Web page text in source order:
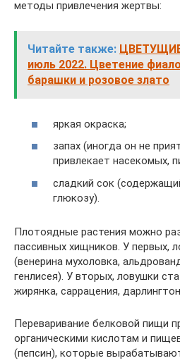
методы привлечения жертвы:
Читайте также:
июль 2022. Цветение
барашки и розовое злато
яркая окраска;
запах (иногда он не
привлекает насекомых,
сладкий сок
глюкозу).
Плотоядные растения можно
пассивных хищников. У первых,
(венерина мухоловка,
генлисея). У вторых, ловушки
жирянка, саррацения,
Переваривание белковой пищи
органическими кислотам и
(пепсин), которые